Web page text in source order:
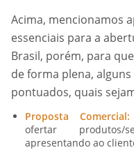
Acima, mencionamos
essenciais para a
Brasil, porém, para
de forma plena,
pontuados, quais
Proposta Comercial:
ofertar
apresentando ao